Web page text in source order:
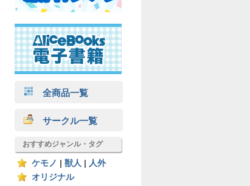
全商品一覧
サークル一覧
おすすめジャンル・タグ
ケモノ 獣人
人外
オリジナル